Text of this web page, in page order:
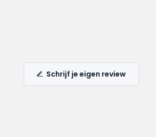
Schrijf je eigen review